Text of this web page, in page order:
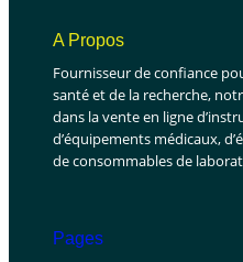
A Propos
Fournisseur de confiance
santé et de la recherche,
dans la vente en ligne
d’équipements médicaux,
de consommables de
Pages